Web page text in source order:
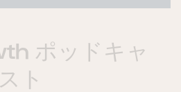
ポッドキャ
スト